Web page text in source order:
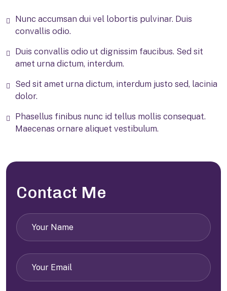
Nunc accumsan dui vel lobortis pulvinar. Duis
convallis odio.
Duis convallis odio ut dignissim faucibus. Sed sit
amet urna dictum, interdum.
Sed sit amet urna dictum, interdum justo sed, lacinia
dolor.
Phasellus finibus nunc id tellus mollis consequat.
Maecenas ornare aliquet vestibulum.
Contact Me